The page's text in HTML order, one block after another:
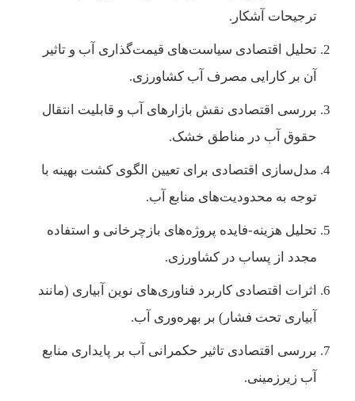
ترجیحات آشکار.
تحلیل اقتصادی سیاست‌های قیمت‌گذاری آب و تاثیر
آن بر کارایی مصرف آب کشاورزی.
بررسی اقتصادی نقش بازارهای آب و قابلیت انتقال
حقوق آب در مناطق خشک.
مدل‌سازی اقتصادی برای تعیین الگوی کشت بهینه با
توجه به محدودیت‌های منابع آب.
تحلیل هزینه-فایده پروژه‌های بازچرخانی و استفاده
مجدد از پساب در کشاورزی.
اثرات اقتصادی کاربرد فناوری‌های نوین آبیاری (مانند
آبیاری تحت فشار) بر بهره‌وری آب.
بررسی اقتصادی تاثیر حکمرانی آب بر پایداری منابع
آب زیرزمینی.